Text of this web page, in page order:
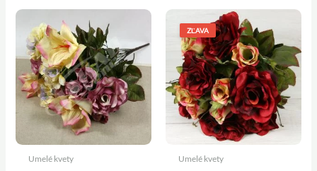
Umelé kvety
ZĽAVA
Umelé kvety
Pôvodná
cena
bola:
5,20 €.
Aktuálna
cena
je:
4,50 €.